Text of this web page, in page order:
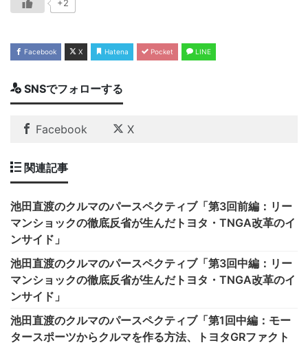
+2
Facebook X Hatena Pocket LINE
SNSでフォローする
Facebook X
関連記事
池田直渡のクルマのパースペクティブ「第3回前編：リー
マンショックの徹底反省が生んだトヨタ・TNGA改革のイ
ンサイド」
池田直渡のクルマのパースペクティブ「第3回中編：リー
マンショックの徹底反省が生んだトヨタ・TNGA改革のイ
ンサイド」
池田直渡のクルマのパースペクティブ「第1回中編：モー
タースポーツからクルマを作る方法、トヨタGRファクト